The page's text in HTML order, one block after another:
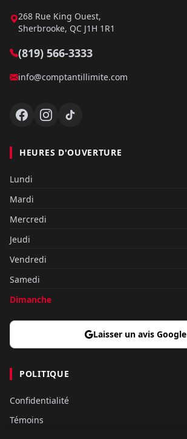
268 Rue King Ouest,
Sherbrooke, QC J1H 1R1
(819) 566-3333
info@comptantillimite.com
HEURES D'OUVERTURE
Lundi
Mardi
Mercredi
Jeudi
Vendredi
Samedi
Dimanche
Laisser un avis Google
POLITIQUE
Confidentialité
Témoins